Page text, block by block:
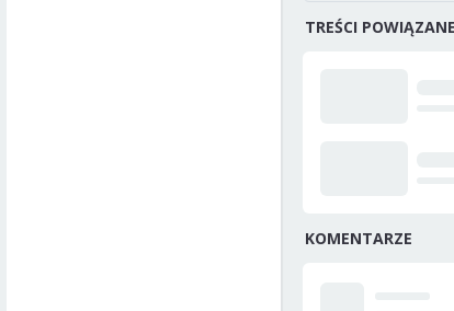
TREŚCI POWIĄZANE
KOMENTARZE